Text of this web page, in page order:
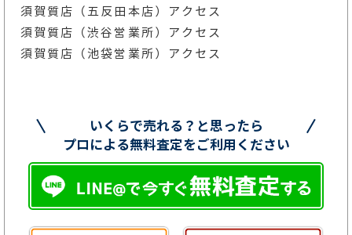
須賀質店（五反田本店）アクセス
須賀質店（渋谷営業所）アクセス
須賀質店（池袋営業所）アクセス
いくらで売れる？と思ったら
プロによる無料査定をご利用ください